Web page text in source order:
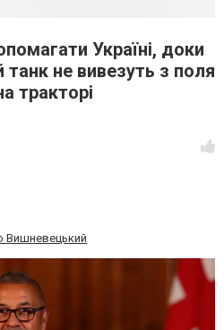
Україні, доки
танк не вивезуть з поля
тракторі
Вишневецький